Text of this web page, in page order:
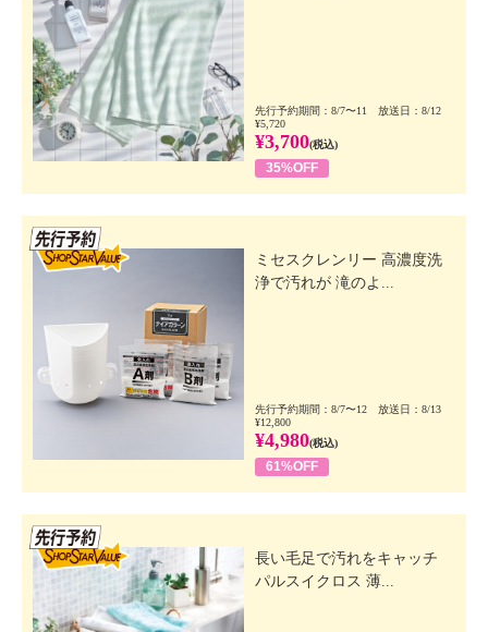
先行予約期間：8/7〜11 放送日：8/12
¥5,720
¥3,700(税込)
35%OFF
ミセスクレンリー 高濃度洗
浄で汚れが 滝のよ...
先行予約期間：8/7〜12 放送日：8/13
¥12,800
¥4,980(税込)
61%OFF
長い毛足で汚れをキャッチ
パルスイクロス 薄...